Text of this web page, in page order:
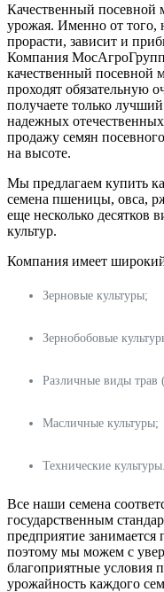
Качественный посевной
урожая. Именно от того,
прорасти, зависит и
Компания МосАгроГрупп
качественный посевной
проходят обязательную
получаете только
надежных
продажу семян
на высоте.
Мы предлагаем купить
семена пшеницы, овса,
еще несколько десятков
культур.
Компания имеет
Зерновые культуры;
Зернобобовые
Различные виды
Масличные культуры;
Технические культуры.
Все наши семена
государственным
предприятие
поэтому мы можем с
благоприятные условия
урожайность каждого